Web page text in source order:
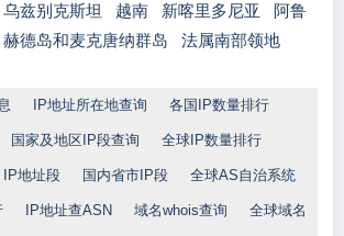
乌兹别克斯坦 越南 新喀里多尼亚
阿鲁
赫德岛和麦克唐纳群岛 法属南部领地
IP地址所在地查询 各国IP数量排行
国家及地区IP段查询 全球IP数量排行
地址段 国内省市IP段 全球AS自治系统
IP地址查ASN 域名whois查询 全球域名